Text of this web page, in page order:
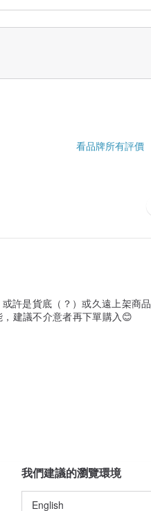
看品牌所有評價
許是貨底（？）或久遠上架商品
建議不介意者再下單購入😊
我們建議的瀏覽環境